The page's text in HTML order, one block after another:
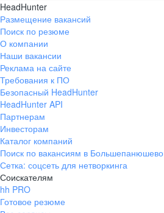
HeadHunter
Размещение вакансий
Поиск по резюме
О компании
Наши вакансии
Реклама на сайте
Требования к ПО
Безопасный HeadHunter
HeadHunter API
Партнерам
Инвесторам
Каталог компаний
Поиск по вакансиям в Большепанюшево
Сетка: соцсеть для нетворкинга
Соискателям
hh PRO
Готовое резюме